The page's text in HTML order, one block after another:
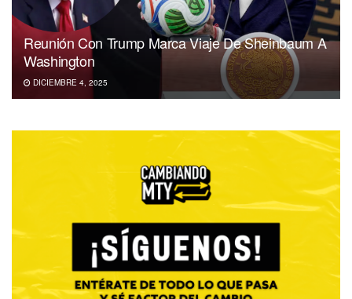
Reunión Con Trump Marca Viaje De Sheinbaum A
Washington
DICIEMBRE 4, 2025